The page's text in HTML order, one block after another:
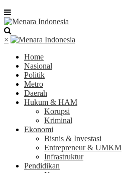
×
Home
Nasional
Politik
Metro
Daerah
Hukum & HAM
Korupsi
Kriminal
Ekonomi
Bisnis & Investasi
Entrepreneur & UMKM
Infrastruktur
Pendidikan